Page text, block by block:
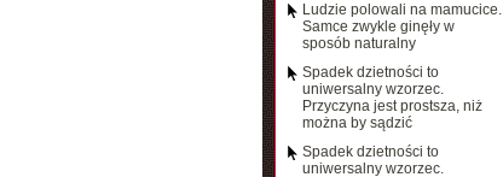
Ludzie polowali na mamucice.
Samce zwykle ginęły w
sposób naturalny
Spadek dzietności to
uniwersalny wzorzec.
Przyczyna jest prostsza, niż
można by sądzić
Spadek dzietności to
uniwersalny wzorzec.